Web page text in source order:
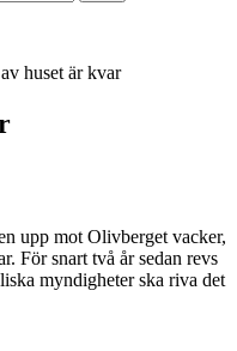
huset är kvar
upp mot Olivberget vacker,
För snart två år sedan revs
myndigheter ska riva det